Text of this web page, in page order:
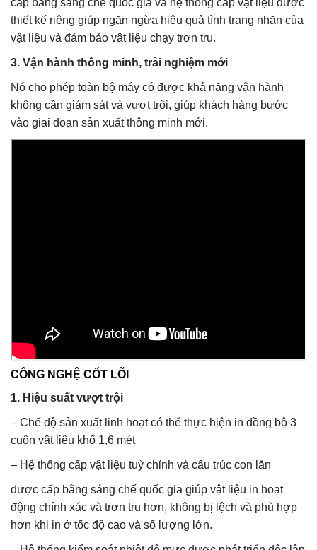
thiết kế riêng giúp ngăn ngừa hiệu quả tình trạng nhăn của
vật liệu và đảm bảo vật liệu chạy trơn tru.
3. Vận hành thông minh, trải nghiệm mới
Nó cho phép toàn bộ máy có được khả năng vận hành
không cần giám sát và vượt trội, giúp khách hàng bước
vào giai đoạn sản xuất thông minh mới.
CÔNG NGHỆ CỐT LÕI
1. Hiệu suất vượt trội
– Chế độ sản xuất linh hoạt có thể thực hiện in đồng bộ 3
cuộn vật liệu khổ 1,6 mét
– Hệ thống cấp vật liệu tuỳ chỉnh và cấu trúc con lăn
được cấp bằng sáng chế quốc gia giúp vật liệu in hoạt
động chính xác và trơn tru hơn, không bị lệch và phù hợp
hơn khi in ở tốc độ cao và số lượng lớn.